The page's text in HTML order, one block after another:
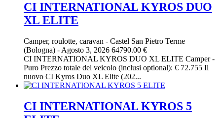
CI INTERNATIONAL KYROS DUO
XL ELITE
Camper, roulotte, caravan - Castel San Pietro Terme
(Bologna) - Agosto 3, 2026 64790.00 €
CI INTERNATIONAL KYROS DUO XL ELITE Camper -
Puro Prezzo totale del veicolo (inclusi optional): € 72.755 Il
nuovo CI Kyros Duo XL Elite (202...
CI INTERNATIONAL KYROS 5